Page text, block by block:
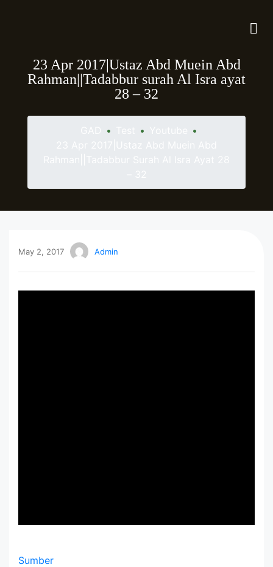
23 Apr 2017|Ustaz Abd Muein Abd
Rahman||Tadabbur surah Al Isra ayat
28 – 32
• •
•
May 2, 2017 Admin
Sumber